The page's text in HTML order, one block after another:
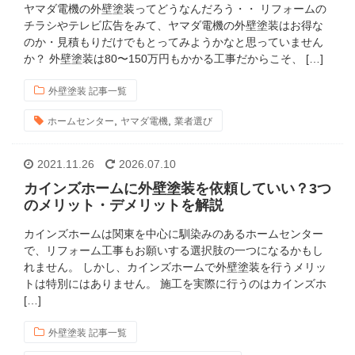
ヤマダ電機の外壁塗装ってどうなんだろう・・ リフォームの
チラシやテレビ広告をみて、ヤマダ電機の外壁塗装はお得な
のか・見積もりだけでもとってみようかなと思っていません
か？ 外壁塗装は80〜150万円もかかる工事だからこそ、 […]
外壁塗装 記事一覧
ホームセンター ヤマダ電機 業者選び
2021.11.26 2026.07.10
カインズホームに外壁塗装を依頼していい？3つ
のメリット・デメリットを解説
カインズホームは関東を中心に馴染みのあるホームセンター
で、リフォーム工事もお願いする選択肢の一つになるかもし
れません。 しかし、カインズホームで外壁塗装を行うメリッ
トは特別にはありません。 施工を実際に行うのはカインズホ
[…]
外壁塗装 記事一覧